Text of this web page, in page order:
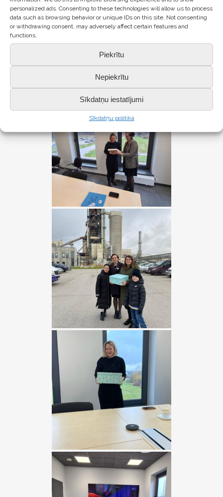
personalized ads. Consenting to these technologies will allow us to process
data such as browsing behavior or unique IDs on this site. Not consenting
or withdrawing consent, may adversely affect certain features and
functions.
Piekrītu
Nepiekrītu
Sīkdatņu iestatījumi
Sīkdatņu politika